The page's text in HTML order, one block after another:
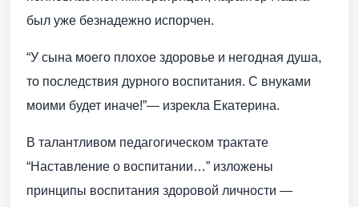
был уже безнадежно испорчен.
“У сына моего плохое здоровье и негодная душа,
то последствия дурного воспитания. С внуками
моими будет иначе!”— изрекла Екатерина.
В талантливом педагогическом трактате
“Наставление о воспитании…” изложены
принципы воспитания здоровой личности —